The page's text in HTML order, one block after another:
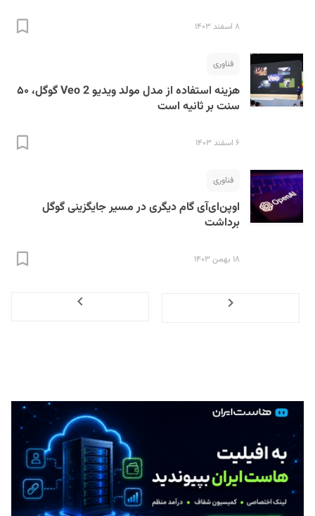
۸ اسفند ۱۴۰۳
فناوری
هزینه استفاده از مدل مولد ویدیو Veo 2 گوگل، ۵۰
سنت بر ثانیه است
۶ اسفند ۱۴۰۳
فناوری
اوپن‌ای‌آی گام دیگری در مسیر جایگزینی گوگل
برداشت
۱۸ بهمن ۱۴۰۳